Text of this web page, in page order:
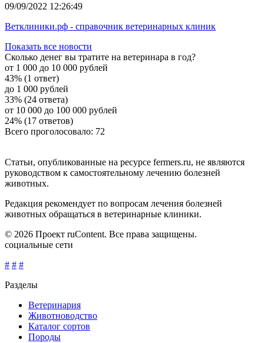
09/09/2022 12:26:49
Ветклиники.рф - справочник ветеринарных клиник
Показать все новости
Сколько денег вы тратите на ветеринара в год?
от 1 000 до 10 000 рублей
43% (1 ответ)
до 1 000 рублей
33% (24 ответа)
от 10 000 до 100 000 рублей
24% (17 ответов)
Всего проголосовало: 72
Статьи, опубликованные на ресурсе fermers.ru, не являются
руководством к самостоятельному лечению болезней
животных.
Редакция рекомендует по вопросам лечения болезней
животных обращаться в ветеринарные клиники.
© 2026 Проект ruContent. Все права защищены.
социальные сети
# # #
Разделы
Ветеринария
Животноводство
Каталог сортов
Породы